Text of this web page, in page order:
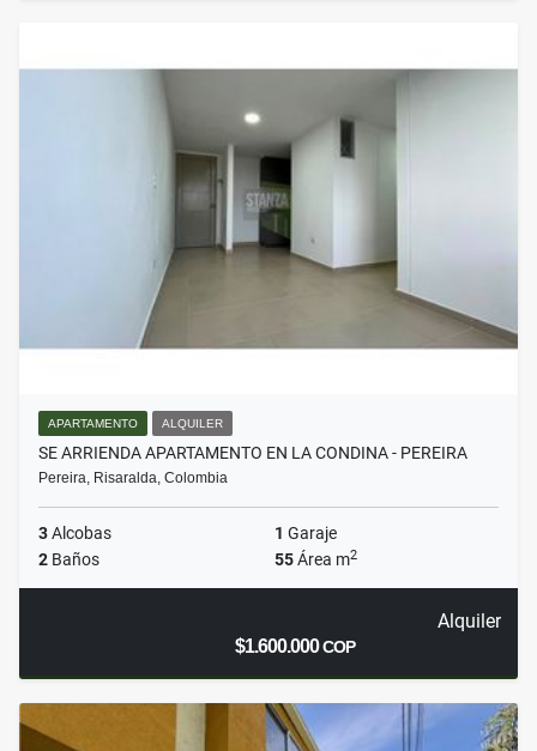
APARTAMENTO ALQUILER
SE ARRIENDA APARTAMENTO EN LA CONDINA - PEREIRA
Pereira, Risaralda, Colombia
3Alcobas 1 Garaje
2 Baños 55Área m2
Alquiler
$1.600.000COP